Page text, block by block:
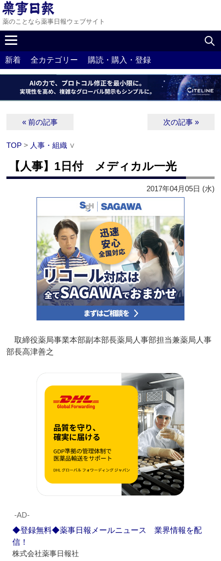
薬のことなら薬事日報ウェブサイト
新着 全カテゴリー 購読・購入・登録
« 前の記事 次の記事 »
TOP > 人事・組織 ∨
【人事】1日付 メディカル一光
2017年04月05日 (水)
取締役薬局事業本部副本部長薬局人事部担当兼薬局人事
部長高津善之
‐AD‐
◆登録無料◆薬事日報メールニュース 業界情報を配
信！
株式会社薬事日報社